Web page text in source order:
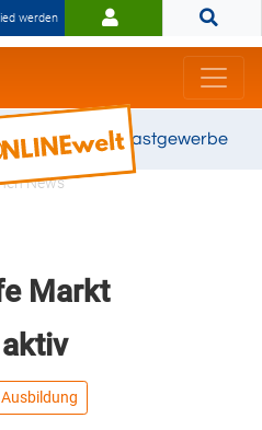
werden
stark für das Gastgewerbe
News
Markt
Ausbildung